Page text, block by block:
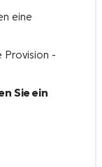
eine
Provision -
Sie ein